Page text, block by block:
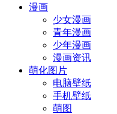
漫画
少女漫画
青年漫画
少年漫画
漫画资讯
萌化图片
电脑壁纸
手机壁纸
萌图